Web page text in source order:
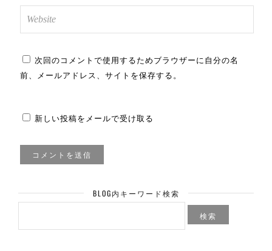
次回のコメントで使用するためブラウザーに自分の名
前、メールアドレス、サイトを保存する。
新しい投稿をメールで受け取る
BLOG内キーワード検索
検